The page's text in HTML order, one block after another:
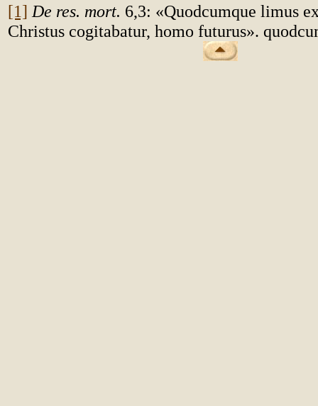
[1] De res. mort. 6,3: «Quodcumque limus
Christus cogitabatur, homo futurus».